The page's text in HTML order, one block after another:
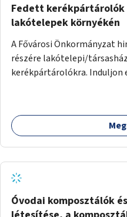
Fedett
lakótelepek környékén
A Fővárosi Önkormányzat
részére lakótelepi/
kerékpártárolókra.
Óvodai komposztálók